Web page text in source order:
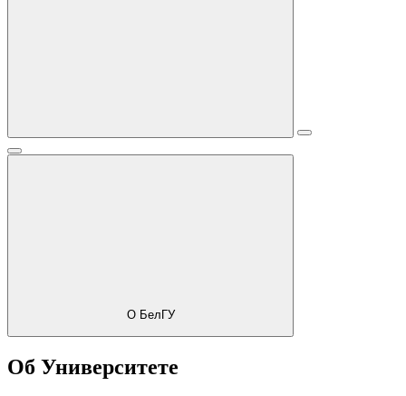
О БелГУ
Об Университете